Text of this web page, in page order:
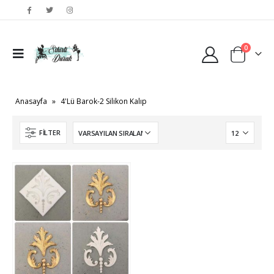
0
Anasayfa » 4'Lü Barok-2 Silikon Kalıp
FILTER